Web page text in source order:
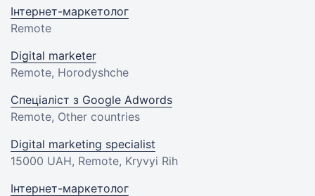
Інтернет-маркетолог
Remote
Digital marketer
Remote, Horodyshche
Спеціаліст з Google Adwords
Remote, Other countries
Digital marketing specialist
15000 UAH, Remote, Kryvyi Rih
Інтернет-маркетолог